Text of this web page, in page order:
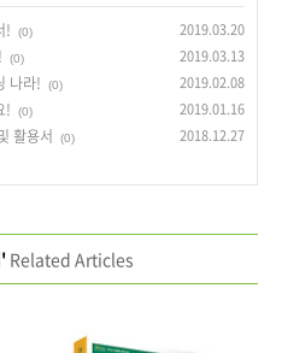
!
(0) 2019.03.20
(0) 2019.03.13
나라! (0) 2019.02.08
! (0) 2019.01.16
활용서 (0) 2018.12.27
'Related Articles